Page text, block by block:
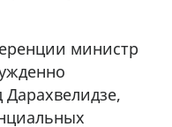
министр